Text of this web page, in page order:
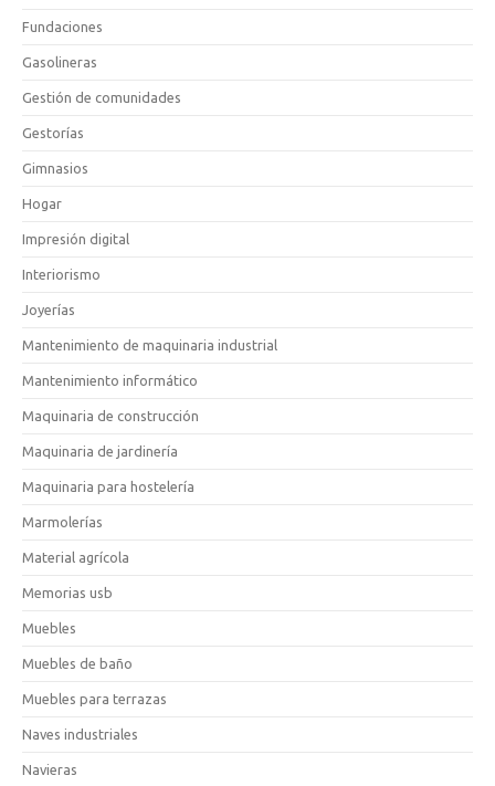
Fundaciones
Gasolineras
Gestión de comunidades
Gestorías
Gimnasios
Hogar
Impresión digital
Interiorismo
Joyerías
Mantenimiento de maquinaria industrial
Mantenimiento informático
Maquinaria de construcción
Maquinaria de jardinería
Maquinaria para hostelería
Marmolerías
Material agrícola
Memorias usb
Muebles
Muebles de baño
Muebles para terrazas
Naves industriales
Navieras